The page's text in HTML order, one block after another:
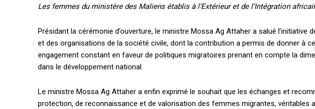
Le magazine
CHOISIR LE FORFAIT
Les femmes du ministère des Maliens établis à l’Extérieur et de l’Intégration
Présidant la cérémonie d’ouverture, le ministre Mossa Ag Attaher a salué
et des organisations de la société civile, dont la contribution a permis de donner à
engagement constant en faveur de politiques migratoires prenant en compte la
dans le développement national.
Le ministre Mossa Ag Attaher a enfin exprimé le souhait que les échanges et
protection, de reconnaissance et de valorisation des femmes migrantes, véritables